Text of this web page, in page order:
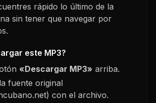
rápido lo último de la
sin tener que navegar por
este MP3?
«Descargar MP3» arriba.
fuente original
con el archivo.